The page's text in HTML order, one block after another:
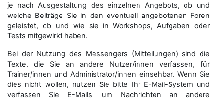
je nach Ausgestaltung des einzelnen Angebots, ob und
welche Beiträge Sie in den eventuell angebotenen Foren
geleistet, ob und wie sie in Workshops, Aufgaben oder
Tests mitgewirkt haben.
Bei der Nutzung des Messengers (Mitteilungen) sind die
Texte, die Sie an andere Nutzer/innen verfassen, für
Trainer/innen und Administrator/innen einsehbar. Wenn Sie
dies nicht wollen, nutzen Sie bitte Ihr E-Mail-System und
verfassen Sie E-Mails, um Nachrichten an andere